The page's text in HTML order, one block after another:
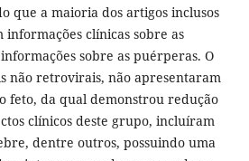
que a maioria dos artigos inclusos
informações clínicas sobre as
sobre as puérperas. O
não retrovirais, não apresentaram
feto, da qual demonstrou redução
clínicos deste grupo, incluíram
dentre outros, possuindo uma